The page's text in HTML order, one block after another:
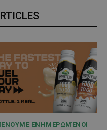
ΕΝΗΜΕΡΩΜΈΝΟΙ